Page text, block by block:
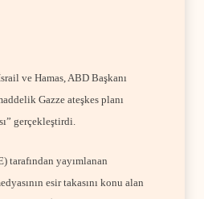
ve Hamas, ABD Başkanı
Gazze ateşkes planı
gerçekleştirdi.
tarafından yayımlanan
esir takasını konu alan